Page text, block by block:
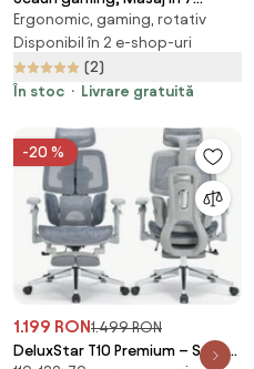
puncte, Boxe Bluetooth,
funcție șezlong, 90-155 grade,
suport picioare, textil, Gri
Ergonomic, gaming, rotativ
Disponibil în 2 e-shop-uri
(2)
În stoc
Livrare gratuită
-20 %
1.199 RON1.499 RON
DeluxStar T10 Premium – Scaun